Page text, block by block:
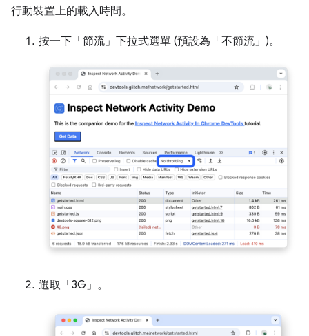
行動裝置上的載入時間。
按一下「節流」 下拉式選單 (預設為「不節流」 )。
選取「3G」 。